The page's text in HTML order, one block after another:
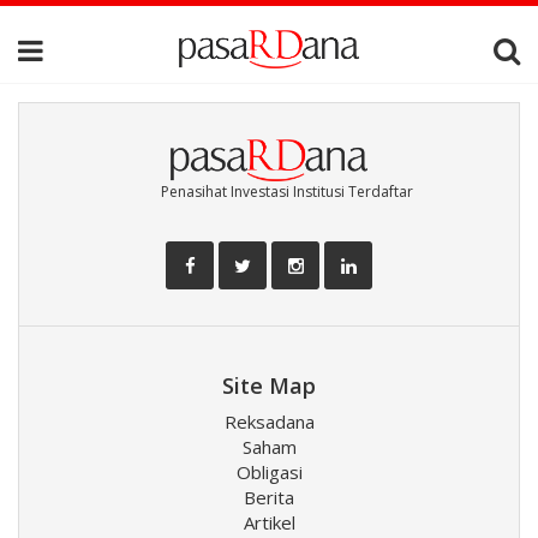
Penasihat Investasi Institusi Terdaftar
Site Map
Reksadana
Saham
Obligasi
Berita
Artikel